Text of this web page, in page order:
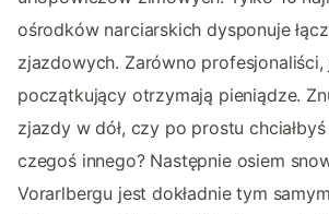
ośrodków narciarskich dysponuje
zjazdowych. Zarówno profesjonaliści,
początkujący otrzymają pieniądze.
zjazdy w dół, czy po prostu
czegoś innego? Następnie osiem
Vorarlbergu jest dokładnie tym